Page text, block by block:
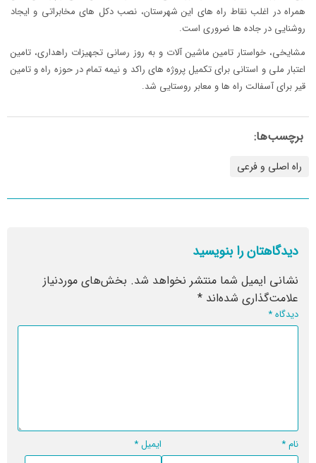
همراه در اغلب نقاط راه های این شهرستان، نصب دکل های مخابراتی و ایجاد
روشنایی در جاده ها ضروری است.
مشایخی، خواستار تامین ماشین آلات و به روز رسانی تجهیزات راهداری، تامین
اعتبار ملی و استانی برای تکمیل پروژه های راکد و نیمه تمام در حوزه راه و تامین
قیر برای آسفالت راه ها و معابر روستایی شد.
برچسب‌ها:
راه اصلی و فرعی
دیدگاهتان را بنویسید
نشانی ایمیل شما منتشر نخواهد شد. بخش‌های موردنیاز
علامت‌گذاری شده‌اند *
دیدگاه*
نام* ایمیل*